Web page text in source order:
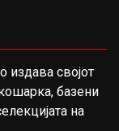
издава својот
базени
на